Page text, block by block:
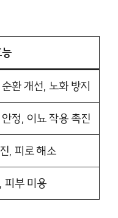
환 개선, 노화 방지
정, 이뇨 작용 촉진
, 피로 해소
피부 미용